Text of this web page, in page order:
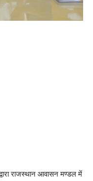
राजस्थान आवासन मण्डल में